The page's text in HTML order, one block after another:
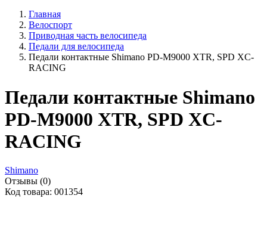
Главная
Велоспорт
Приводная часть велосипеда
Педали для велосипеда
Педали контактные Shimano PD-M9000 XTR, SPD XC-
RACING
Педали контактные Shimano
PD-M9000 XTR, SPD XC-
RACING
Shimano
Отзывы (0)
Код товара: 001354